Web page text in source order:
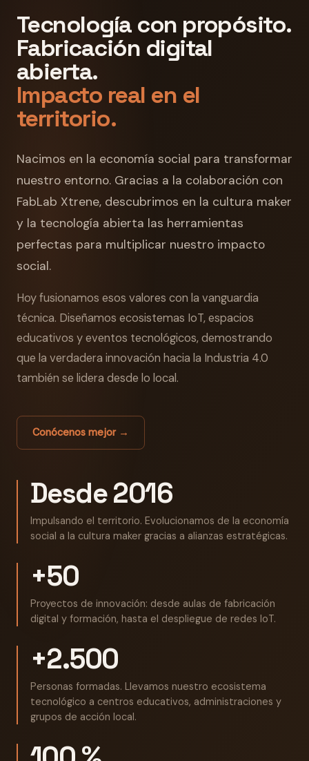
Tecnología con propósito.
Fabricación digital
abierta.
Impacto real en el
territorio.
Nacimos en la economía social para transformar
nuestro entorno. Gracias a la colaboración con
FabLab Xtrene, descubrimos en la cultura maker
y la tecnología abierta las herramientas
perfectas para multiplicar nuestro impacto
social.
Hoy fusionamos esos valores con la vanguardia
técnica. Diseñamos ecosistemas IoT, espacios
educativos y eventos tecnológicos, demostrando
que la verdadera innovación hacia la Industria 4.0
también se lidera desde lo local.
Conócenos mejor →
Desde 2016
Impulsando el territorio. Evolucionamos de la economía
social a la cultura maker gracias a alianzas estratégicas.
+50
Proyectos de innovación: desde aulas de fabricación
digital y formación, hasta el despliegue de redes IoT.
+2.500
Personas formadas. Llevamos nuestro ecosistema
tecnológico a centros educativos, administraciones y
grupos de acción local.